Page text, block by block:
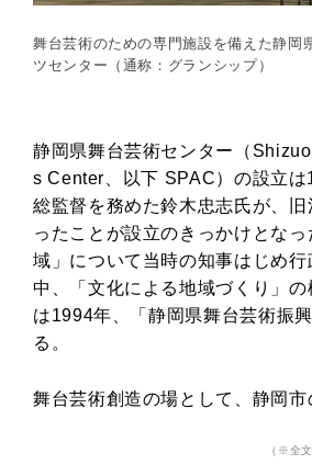
舞台芸術のための専門施設を備えた静岡
ツセンター（通称：グランシップ）
静岡県舞台芸術センター（
s Center、以下 SPAC）の設立
総監督を務めた鈴木忠志氏が、
ったことが設立のきっかけとな
域」について当時の知事はじめ行
中、「文化による地域づくり」
は1994年、「静岡県舞台芸術振
る。
舞台芸術創造の場として、静岡
（※全